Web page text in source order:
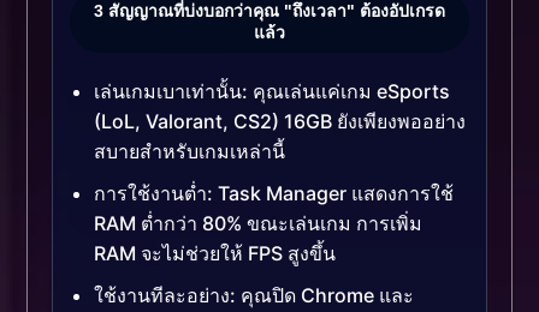
3 สัญญาณที่บ่งบอกว่าคุณ "ถึงเวลา" ต้องอัปเกรด
แล้ว
เล่นเกมเบาเท่านั้น: คุณเล่นแค่เกม eSports
(LoL, Valorant, CS2) 16GB ยังเพียงพออย่าง
สบายสำหรับเกมเหล่านี้
การใช้งานต่ำ: Task Manager แสดงการใช้
RAM ต่ำกว่า 80% ขณะเล่นเกม การเพิ่ม
RAM จะไม่ช่วยให้ FPS สูงขึ้น
ใช้งานทีละอย่าง: คุณปิด Chrome และ